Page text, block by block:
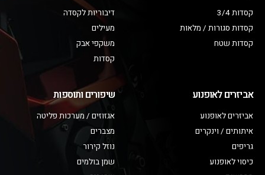
קסדות 3/4
קסדות סגורות / מלאות
קסדות שטח
דיבוריות לקסדה
מעילים
משקפי אבק
קסדות
אביזרים לאופנוע
אביזרים לאופנוע
איתותים / וינקרים
גריפים
כיסוי לאופנוע
שיפורים ותוספות
אגזוזים / מערכות פליטה
מצברים
נוזל קירור
שמן בולמים